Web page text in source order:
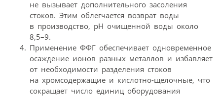
не вызывает дополнительного засоления
стоков. Этим облегчается возврат воды
в производство, рН очищенной воды около
8,5–9.
Применение ФФГ обеспечивает одновременное
осаждение ионов разных металлов и избавляет
от необходимости разделения стоков
на хромсодержащие и кислотно-щелочные, что
сокращает число единиц оборудования